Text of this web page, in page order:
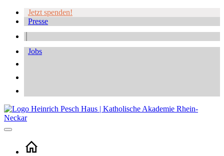
Jetzt spenden!
Presse
Jobs